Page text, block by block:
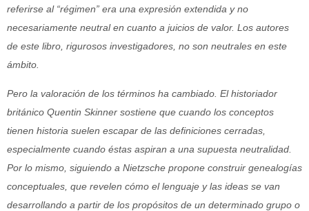
referirse al “régimen” era una expresión extendida y no
necesariamente neutral en cuanto a juicios de valor. Los autores
de este libro, rigurosos investigadores, no son neutrales en este
ámbito.
Pero la valoración de los términos ha cambiado. El historiador
británico Quentin Skinner sostiene que cuando los conceptos
tienen historia suelen escapar de las definiciones cerradas,
especialmente cuando éstas aspiran a una supuesta neutralidad.
Por lo mismo, siguiendo a Nietzsche propone construir genealogías
conceptuales, que revelen cómo el lenguaje y las ideas se van
desarrollando a partir de los propósitos de un determinado grupo o